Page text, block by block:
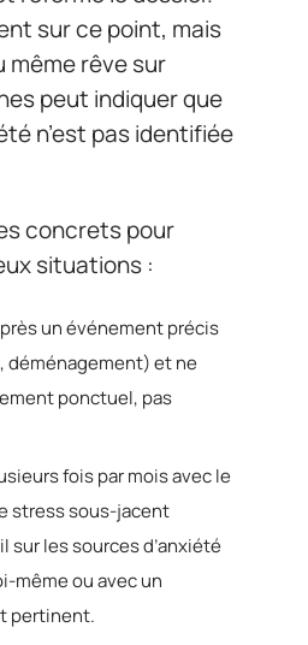
sur ce point, mais
même rêve sur
peut indiquer que
n’est pas identifiée
concrets pour
situations :
un événement précis
déménagement) et ne
ponctuel, pas
fois par mois avec le
stress sous-jacent
sur les sources d’anxiété
même ou avec un
pertinent.